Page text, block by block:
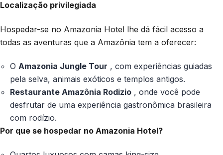
Localização privilegiada
Hospedar-se no Amazonia Hotel lhe dá fácil acesso a
todas as aventuras que a Amazônia tem a oferecer:
O Amazonia Jungle Tour , com experiências guiadas
pela selva, animais exóticos e templos antigos.
Restaurante Amazônia Rodizio , onde você pode
desfrutar de uma experiência gastronômica brasileira
com rodízio.
Por que se hospedar no Amazonia Hotel?